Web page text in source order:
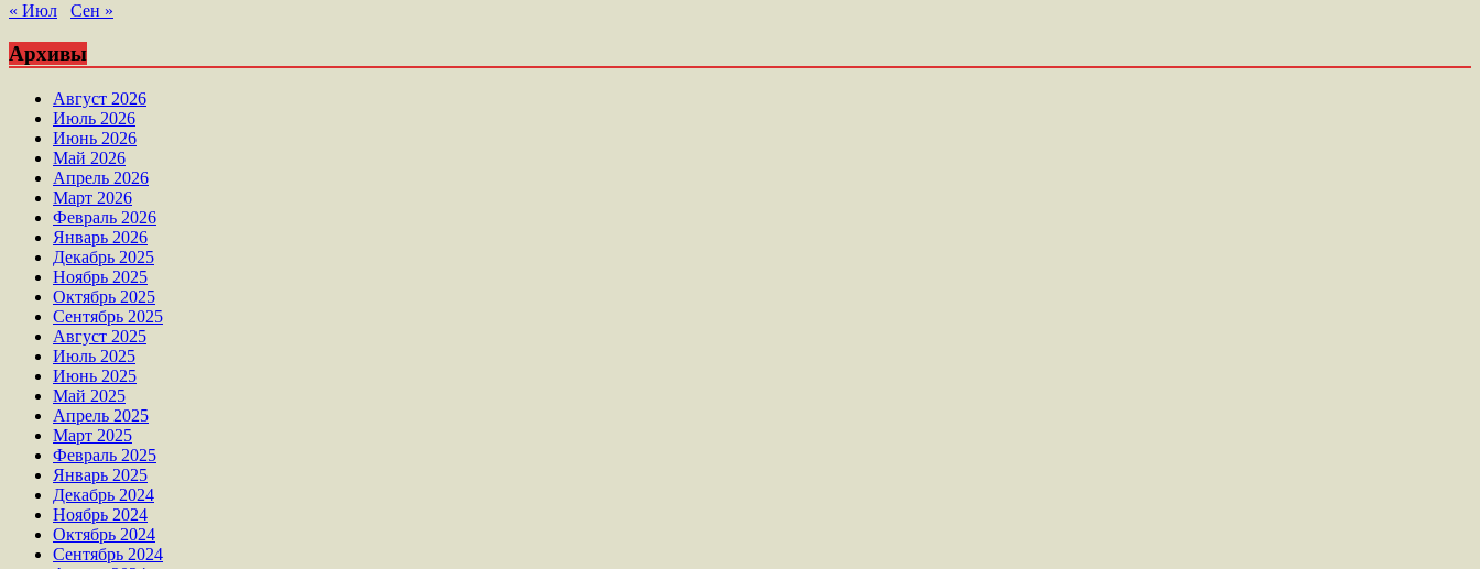
« Июл
Сен »
Архивы
Август 2026
Июль 2026
Июнь 2026
Май 2026
Апрель 2026
Март 2026
Февраль 2026
Январь 2026
Декабрь 2025
Ноябрь 2025
Октябрь 2025
Сентябрь 2025
Август 2025
Июль 2025
Июнь 2025
Май 2025
Апрель 2025
Март 2025
Февраль 2025
Январь 2025
Декабрь 2024
Ноябрь 2024
Октябрь 2024
Сентябрь 2024